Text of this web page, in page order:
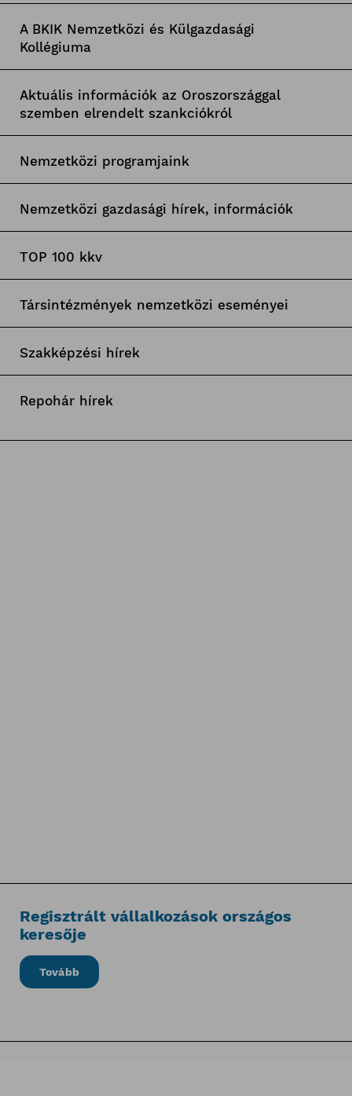
A BKIK Nemzetközi és Külgazdasági
Kollégiuma
Aktuális információk az Oroszországgal
szemben elrendelt szankciókról
Nemzetközi programjaink
Nemzetközi gazdasági hírek, információk
TOP 100 kkv
Társintézmények nemzetközi eseményei
Szakképzési hírek
Repohár hírek
Regisztrált vállalkozások országos
keresője
Tovább